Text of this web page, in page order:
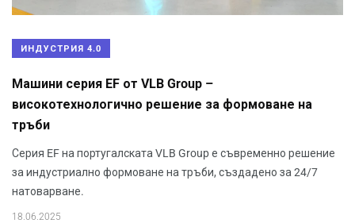
ИНДУСТРИЯ 4.0
Машини серия EF от VLB Group –
високотехнологично решение за формоване на
тръби
Серия EF на португалската VLB Group е съвременно решение
за индустриално формоване на тръби, създадено за 24/7
натоварване.
18.06.2025